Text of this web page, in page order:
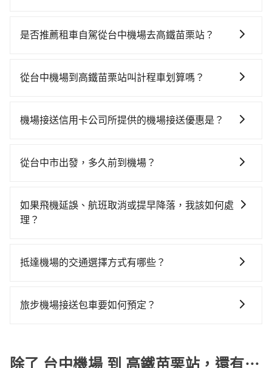
貴、費時、轉車麻煩！台中-苗栗雖然一天最多時有32班
鹿區) 前往最靠近的台中高鐵站，叫一輛計程車花費約
鐘（平均18分）的高鐵從台中站前往苗栗高鐵站，每人
570元。不過，台中市少部分小黃司機不按表收費，看乘
時36分鐘。選擇搭乘高鐵而不預約包車，不僅每人至少
額外負擔60元車資，而且更會額外浪費38分鐘在轉乘與
50%的交通費用。
是否推薦租車自駕從台中機場去高鐵苗栗站？
對的時間彈性，最重要的是你當天就要來回，那在台中
公里再額外加收$3.2，從台中機場到高鐵苗栗站的花費
的每小時40元路邊停車費用預估進去，但額外的汽車保
體驗較差的車款，如果人數超過四位，更是沒有較大的
七人座或九人座可供選擇，而且無人租車最令人詬病的
透一樣。另外，偶爾也會遇到明明已經預約了時間但上
有不小的風險。最後，雖然路邊隨租隨還看似方便，但
從台中機場到高鐵苗栗站叫計程車划算嗎？
灣大車隊、Uber、Line Taxi、Yoxi等。依照里程跳錶計
法計程車約380輛，數量約為台中市的4%、密度僅雙北
價，建議最好先上網預約，以免當場被坑受騙。雖然台
中機場到高鐵苗栗站的跳表小黃可能較為便宜，但當你
機場接送信用卡公司所提供的機場接送優惠是？
不過，每家信用卡公司所提供的機場接送優惠次數都有
用卡公司的官方網站或聯繫客服中心。方便您能輕鬆掌
握最新的優惠訊息，並且充分利用您的信用卡優惠服
從台中市出發，多久前到機場？
沒有事先網上辦理報到，要再更早一些。深夜交通通常
都很順暢，但如果你搭機的時間是白天、剛好是上下班
如果飛機延誤、航班取消或提早降落，我該如何處
理？
前透過官網的線上客服告知，我方會盡力協助重新安排
tripool依舊會改派司機，但就不能保證旅客一出關即有
繫，司機只要車上無乘客或已經在機場周邊，會盡快配
抵達機場的交通選擇方式有哪些？
舉一些常見的選擇： 1. 捷運：如果機場附近有捷運或輕
選擇，但對於携帶大量行李或急需前往機場的乘客來
旅步機場接送包車要如何預定？
2.選擇乘車人數和行李數量。 3.選擇適合的車型並查看
除了 台中機場 到 高鐵苗栗站，還有⋯